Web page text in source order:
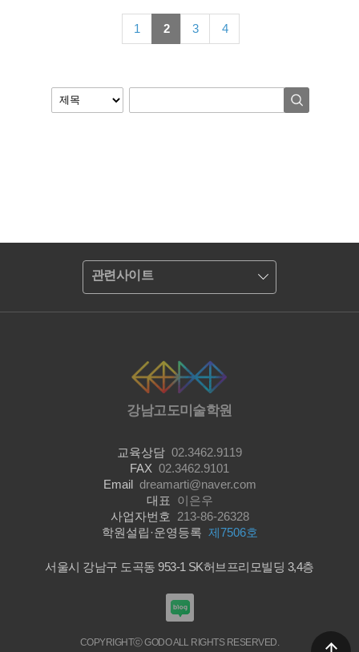
1 2 3 4
관련사이트
강남고도미술학원
교육상담 02.3462.9119
FAX 02.3462.9101
Email dreamarti@naver.com
대표
이은우
사업자번호
213-86-26328
학원설립·운영등록 제7506호
서울시 강남구 도곡동 953-1 SK허브프리모빌딩 3,4층
COPYRIGHTⓒ GODO ALL RIGHTS RESERVED.